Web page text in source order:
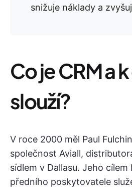
snižuje náklady a
Co je CRM a
slouží?
V roce 2000 měl Paul
společnost Aviall,
sídlem v Dallasu. Jeho
předního poskytovatele